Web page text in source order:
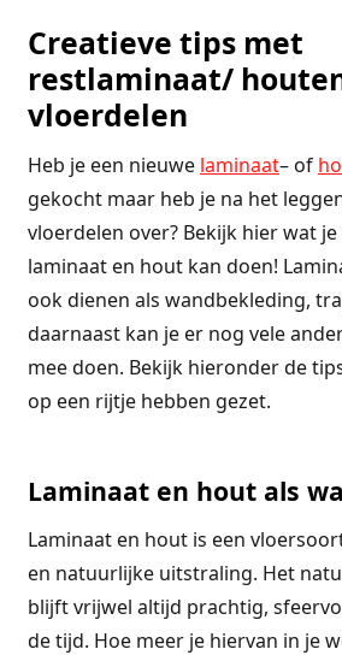
Creatieve tips met
restlaminaat/
vloerdelen
Heb je een nieuwe laminaat– of
gekocht maar heb je na het
vloerdelen over? Bekijk hier wat
laminaat en hout kan doen!
ook dienen als wandbekleding,
daarnaast kan je er nog vele
mee doen. Bekijk hieronder de
op een rijtje hebben gezet.
Laminaat en hout als
Laminaat en hout is een
en natuurlijke uitstraling. Het
blijft vrijwel altijd prachtig,
de tijd. Hoe meer je hiervan in je